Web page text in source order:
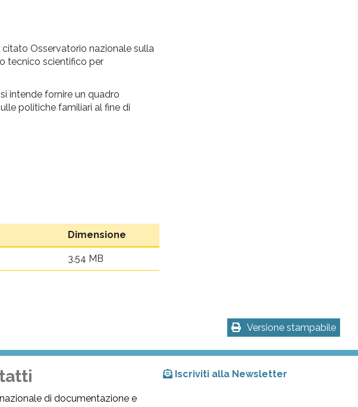
Osservatorio nazionale sulla
tecnico scientifico per
intende fornire un quadro
politiche familiari al fine di
Dimensione
3.54 MB
Versione stampabile
di documentazione e
Iscriviti alla Newsletter